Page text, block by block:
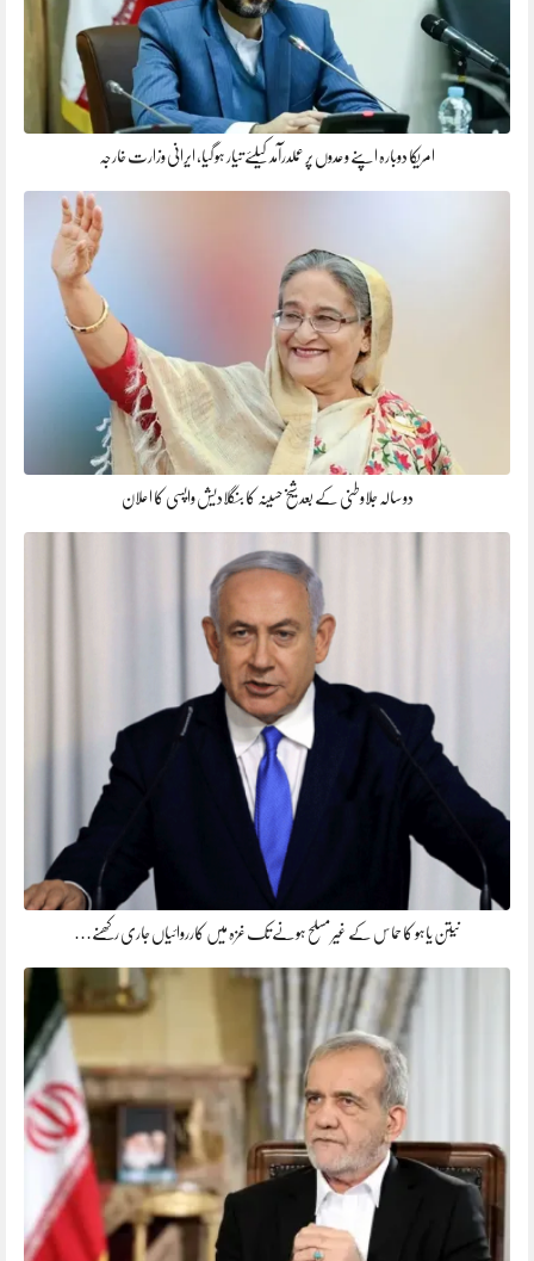
امریکا دوبارہ اپنے وعدوں پر عملدرآمد کیلئے تیار ہو گیا، ایرانی وزارت خارجہ
دو سالہ جلاوطنی کے بعد شیخ حسینہ کا بنگلادیش واپسی کا اعلان
نیتن یاہو کا حماس کے غیر مسلح ہونے تک غزہ میں کارروائیاں جاری رکھنے…